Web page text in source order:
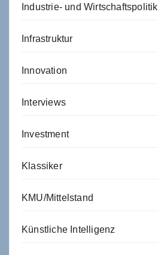
Industrie- und Wirtschaftspolitik
Infrastruktur
Innovation
Interviews
Investment
Klassiker
KMU/Mittelstand
Künstliche Intelligenz